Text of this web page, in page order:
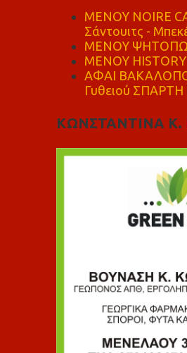
MENOY NOIRE
Σάντουιτς -
ΜΕΝΟΥ
ΜΕΝΟΥ
ΑΦΑΙ
Γυθειού ΣΠΑΡΤΗ
ΚΩΝΣΤΑΝΤΙΝΑ